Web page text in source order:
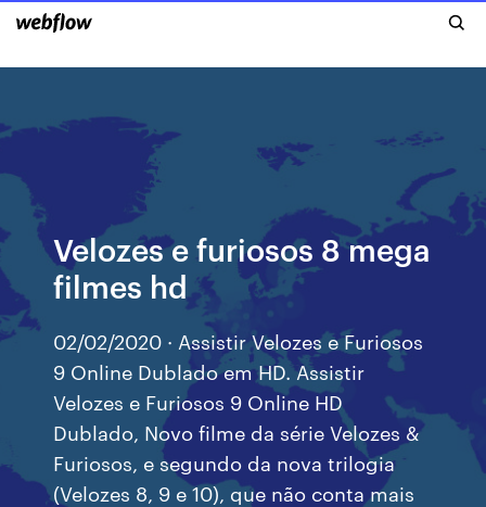
Velozes e furiosos 8 mega
filmes hd
02/02/2020 · Assistir Velozes e Furiosos
9 Online Dublado em HD. Assistir
Velozes e Furiosos 9 Online HD
Dublado, Novo filme da série Velozes &
Furiosos, e segundo da nova trilogia
(Velozes 8, 9 e 10), que não conta mais